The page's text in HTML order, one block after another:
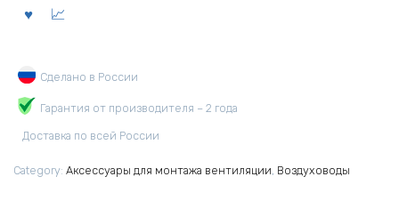
Сделано в России
Гарантия от производителя – 2 года
Доставка по всей России
Category: Аксессуары для монтажа вентиляции, Воздуховоды